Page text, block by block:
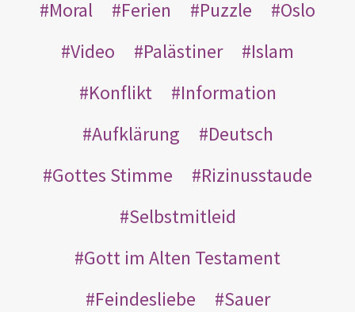
Moral
Ferien Puzzle
Oslo
Video
Palästiner
Islam
Konflikt
Information
Aufklärung
Deutsch
Gottes Stimme
Rizinusstaude
Selbstmitleid
Gott im Alten Testament
Feindesliebe
Sauer